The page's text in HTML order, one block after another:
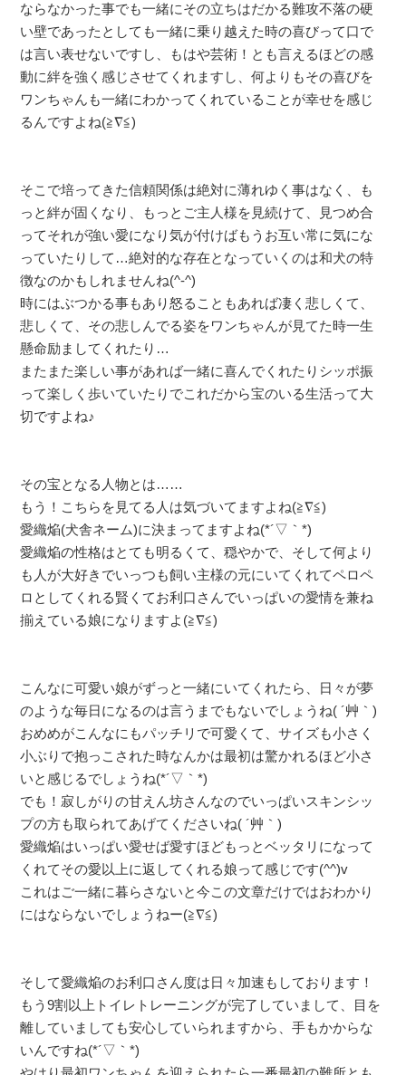
ならなかった事でも一緒にその立ちはだかる難攻不落の硬
い壁であったとしても一緒に乗り越えた時の喜びって口で
は言い表せないですし、もはや芸術！とも言えるほどの感
動に絆を強く感じさせてくれますし、何よりもその喜びを
ワンちゃんも一緒にわかってくれていることが幸せを感じ
るんですよね(≧∇≦)
そこで培ってきた信頼関係は絶対に薄れゆく事はなく、も
っと絆が固くなり、もっとご主人様を見続けて、見つめ合
ってそれが強い愛になり気が付けばもうお互い常に気にな
っていたりして…絶対的な存在となっていくのは和犬の特
徴なのかもしれませんね(^-^)
時にはぶつかる事もあり怒ることもあれば凄く悲しくて、
悲しくて、その悲しんでる姿をワンちゃんが見てた時一生
懸命励ましてくれたり…
またまた楽しい事があれば一緒に喜んでくれたりシッポ振
って楽しく歩いていたりでこれだから宝のいる生活って大
切ですよね♪
その宝となる人物とは……
もう！こちらを見てる人は気づいてますよね(≧∇≦)
愛織焔(犬舎ネーム)に決まってますよね(*´▽｀*)
愛織焔の性格はとても明るくて、穏やかで、そして何より
も人が大好きでいっつも飼い主様の元にいてくれてペロペ
ロとしてくれる賢くてお利口さんでいっぱいの愛情を兼ね
揃えている娘になりますよ(≧∇≦)
こんなに可愛い娘がずっと一緒にいてくれたら、日々が夢
のような毎日になるのは言うまでもないでしょうね( ´艸｀)
おめめがこんなにもパッチリで可愛くて、サイズも小さく
小ぶりで抱っこされた時なんかは最初は驚かれるほど小さ
いと感じるでしょうね(*´▽｀*)
でも！寂しがりの甘えん坊さんなのでいっぱいスキンシッ
プの方も取られてあげてくださいね( ´艸｀)
愛織焔はいっぱい愛せば愛すほどもっとベッタリになって
くれてその愛以上に返してくれる娘って感じです(^^)v
これはご一緒に暮らさないと今この文章だけではおわかり
にはならないでしょうねー(≧∇≦)
そして愛織焔のお利口さん度は日々加速もしております！
もう9割以上トイレトレーニングが完了していまして、目を
離していましても安心していられますから、手もかからな
いんですね(*´▽｀*)